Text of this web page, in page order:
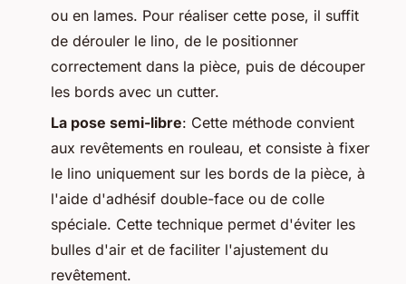
ou en lames. Pour réaliser cette pose, il suffit
de dérouler le lino, de le positionner
correctement dans la pièce, puis de découper
les bords avec un cutter.
La pose semi-libre: Cette méthode convient
aux revêtements en rouleau, et consiste à fixer
le lino uniquement sur les bords de la pièce, à
l'aide d'adhésif double-face ou de colle
spéciale. Cette technique permet d'éviter les
bulles d'air et de faciliter l'ajustement du
revêtement.